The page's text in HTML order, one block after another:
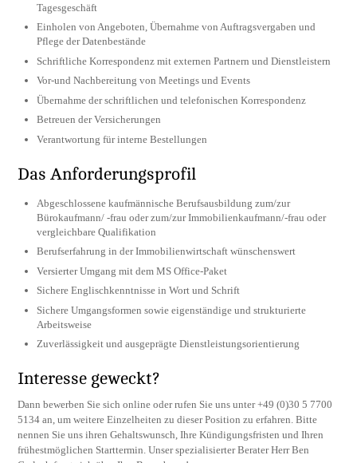
Tagesgeschäft
Einholen von Angeboten, Übernahme von Auftragsvergaben und
Pflege der Datenbestände
Schriftliche Korrespondenz mit externen Partnern und Dienstleistern
Vor-und Nachbereitung von Meetings und Events
Übernahme der schriftlichen und telefonischen Korrespondenz
Betreuen der Versicherungen
Verantwortung für interne Bestellungen
Das Anforderungsprofil
Abgeschlossene kaufmännische Berufsausbildung zum/zur
Bürokaufmann/ -frau oder zum/zur Immobilienkaufmann/-frau oder
vergleichbare Qualifikation
Berufserfahrung in der Immobilienwirtschaft wünschenswert
Versierter Umgang mit dem MS Office-Paket
Sichere Englischkenntnisse in Wort und Schrift
Sichere Umgangsformen sowie eigenständige und strukturierte
Arbeitsweise
Zuverlässigkeit und ausgeprägte Dienstleistungsorientierung
Interesse geweckt?
Dann bewerben Sie sich online oder rufen Sie uns unter +49 (0)30 5 7700
5134 an, um weitere Einzelheiten zu dieser Position zu erfahren. Bitte
nennen Sie uns ihren Gehaltswunsch, Ihre Kündigungsfristen und Ihren
frühestmöglichen Starttermin. Unser spezialisierter Berater Herr Ben